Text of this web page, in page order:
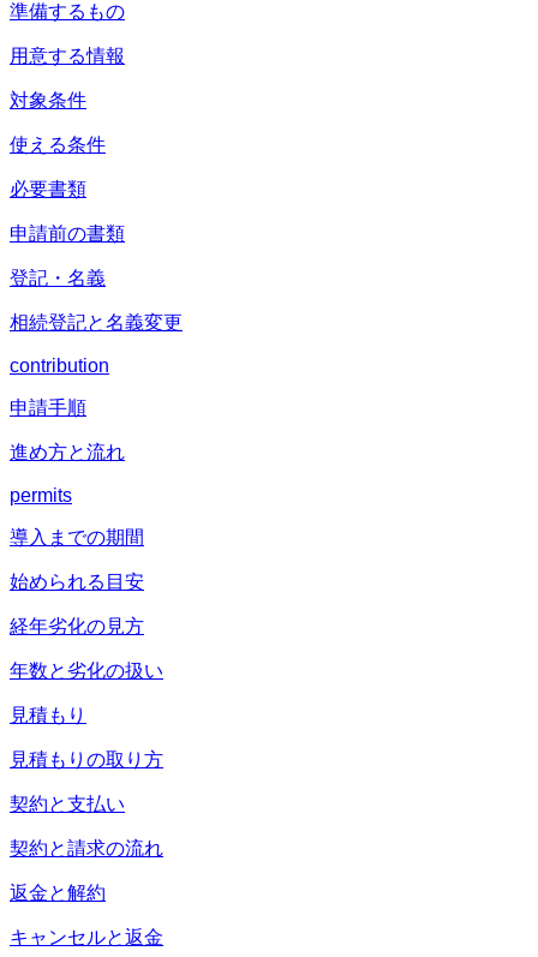
準備するもの
用意する情報
対象条件
使える条件
必要書類
申請前の書類
登記・名義
相続登記と名義変更
contribution
申請手順
進め方と流れ
permits
導入までの期間
始められる目安
経年劣化の見方
年数と劣化の扱い
見積もり
見積もりの取り方
契約と支払い
契約と請求の流れ
返金と解約
キャンセルと返金